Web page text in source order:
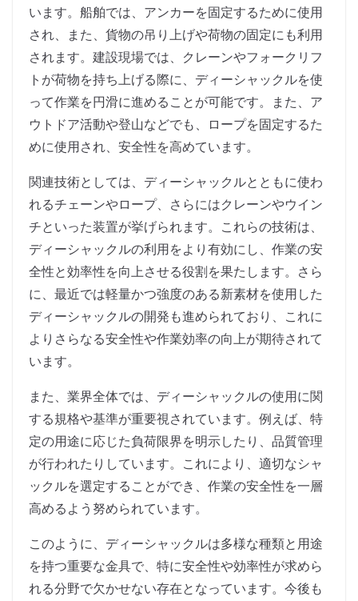
います。船舶では、アンカーを固定するために使用
され、また、貨物の吊り上げや荷物の固定にも利用
されます。建設現場では、クレーンやフォークリフ
トが荷物を持ち上げる際に、ディーシャックルを使
って作業を円滑に進めることが可能です。また、ア
ウトドア活動や登山などでも、ロープを固定するた
めに使用され、安全性を高めています。
関連技術としては、ディーシャックルとともに使わ
れるチェーンやロープ、さらにはクレーンやウイン
チといった装置が挙げられます。これらの技術は、
ディーシャックルの利用をより有効にし、作業の安
全性と効率性を向上させる役割を果たします。さら
に、最近では軽量かつ強度のある新素材を使用した
ディーシャックルの開発も進められており、これに
よりさらなる安全性や作業効率の向上が期待されて
います。
また、業界全体では、ディーシャックルの使用に関
する規格や基準が重要視されています。例えば、特
定の用途に応じた負荷限界を明示したり、品質管理
が行われたりしています。これにより、適切なシャ
ックルを選定することができ、作業の安全性を一層
高めるよう努められています。
このように、ディーシャックルは多様な種類と用途
を持つ重要な金具で、特に安全性や効率性が求めら
れる分野で欠かせない存在となっています。今後も